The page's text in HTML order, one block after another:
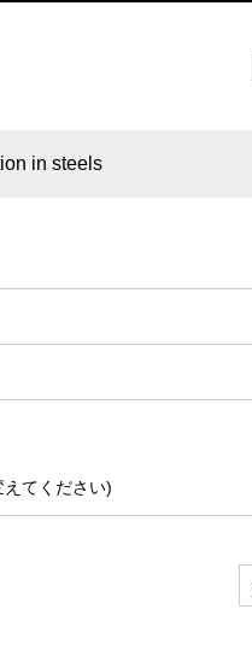
in steels
てください)